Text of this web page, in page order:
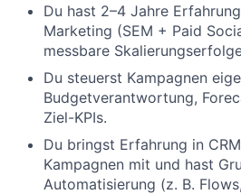
Du hast 2–4 Jahre
Marketing (SEM + Paid
messbare
Du steuerst Kampagnen
Budgetverantwortung,
Ziel-KPIs.
Du bringst Erfahrung in
Kampagnen mit und hast
Automatisierung (z. B.